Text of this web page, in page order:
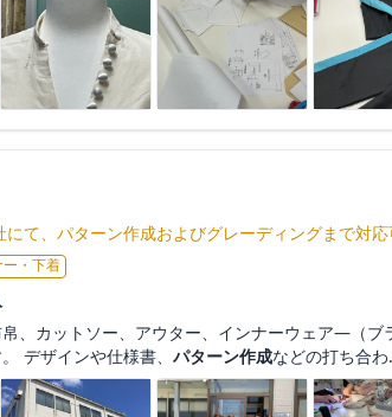
にて、パターン作成およびグレーディングまで対応
ー・下着
、カットソー、アウター、インナーウェア―（ブ
デザインや仕様書、 パターン作成などの打ち合わ